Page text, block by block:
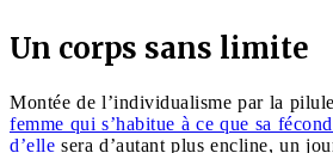
Un corps sans limite
Montée de l’individualisme par la
femme qui s’habitue à ce que sa
d’elle sera d’autant plus encline, un